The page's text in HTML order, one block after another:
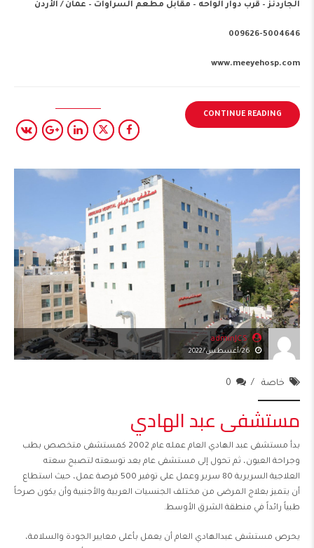
الجاردنز – قرب دوار الواحه – مقابل مطعم السراوات – عمان / الأردن
009626-5004646
www.meeyehosp.com
CONTINUE READING
adminJCS
26/أغسطس/2022
خاصة 0
مستشفى عبد الهادي
بدأ مستشفى عبد الهادي العام عمله عام 2002 كمستشفى متخصص بطب
وجراحة العيون، ثم تحول إلى مستشفى عام بعد توسعته لتصبح سعته
العلاجية السريرية 80 سرير وعمل على توفير 500 فرصة عمل، حيث استطاع
أن يتميز بعلاج المرضى من مختلف الجنسيات العربية والأجنبية وأن يكون صرحاً
طبياً رائداً في منطقة الشرق الأوسط.
يحرص مستشفى عبدالهادي العام أن يعمل بأعلى معايير الجودة والسلامة،